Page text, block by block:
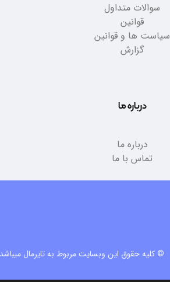
سوالات متداول
قوانین
سیاست ها و قوانین
گزارش
درباره ما
درباره ما
تماس با ما
© کلیه حقوق این وبسایت مربوط به تایرمال